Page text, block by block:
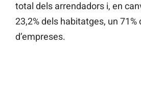
total dels arrendadors i, en
23,2% dels habitatges, un 71%
d’empreses.